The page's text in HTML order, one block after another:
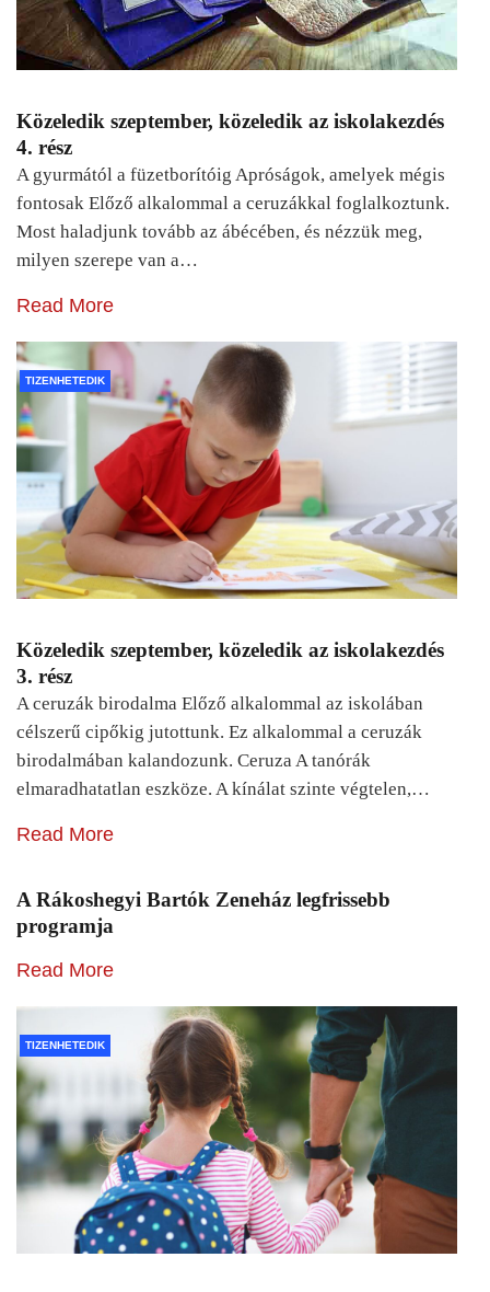
Közeledik szeptember, közeledik az iskolakezdés
4. rész
A gyurmától a füzetborítóig Apróságok, amelyek mégis
fontosak Előző alkalommal a ceruzákkal foglalkoztunk.
Most haladjunk tovább az ábécében, és nézzük meg,
milyen szerepe van a…
Read More
TIZENHETEDIK
Közeledik szeptember, közeledik az iskolakezdés
3. rész
A ceruzák birodalma Előző alkalommal az iskolában
célszerű cipőkig jutottunk. Ez alkalommal a ceruzák
birodalmában kalandozunk. Ceruza A tanórák
elmaradhatatlan eszköze. A kínálat szinte végtelen,…
Read More
A Rákoshegyi Bartók Zeneház legfrissebb
programja
Read More
TIZENHETEDIK